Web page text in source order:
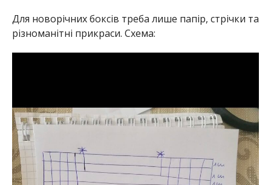
Для новорічних боксів треба лише папір, стрічки та
різноманітні прикраси. Схема: